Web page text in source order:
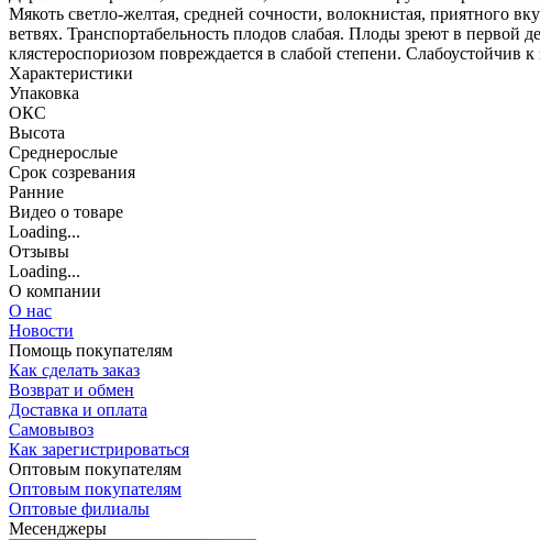
Мякоть светло-желтая, средней сочности, волокнистая, приятного
ветвях. Транспортабельность плодов слабая. Плоды зреют в первой
клястероспориозом повреждается в слабой степени. Слабоустойчив
Характеристики
Упаковка
ОКС
Высота
Среднерослые
Срок созревания
Ранние
Видео о товаре
Loading...
Отзывы
Loading...
О компании
О нас
Новости
Помощь покупателям
Как сделать заказ
Возврат и обмен
Доставка и оплата
Самовывоз
Как зарегистрироваться
Оптовым покупателям
Оптовым покупателям
Оптовые филиалы
Месенджеры